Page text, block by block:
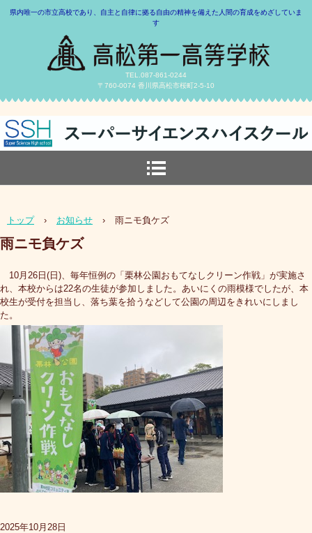
県内唯一の市立高校であり、自主と自律に拠る自由の精神を備えた人間の育成をめざしていま
す
TEL.087-861-0244
〒760-0074 香川県高松市桜町2-5-10
トップ › お知らせ › 雨ニモ負ケズ
雨ニモ負ケズ
10月26日(日)、毎年恒例の「栗林公園おもてなしクリーン作戦」が実施さ
れ、本校からは22名の生徒が参加しました。あいにくの雨模様でしたが、本
校生が受付を担当し、落ち葉を拾うなどして公園の周辺をきれいにしまし
た。
2025年10月28日